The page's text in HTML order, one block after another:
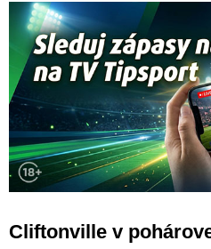
Cliftonville v